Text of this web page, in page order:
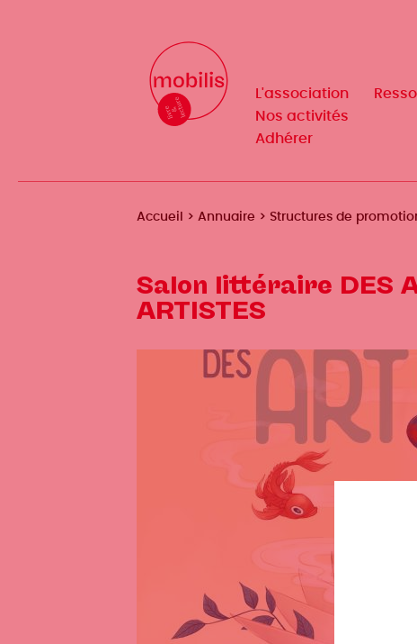
Navigation
principale
L'association
Nos activités
Adhérer
Navigation
principale
L'association
Nos activités
Adhérer
Fil
Accueil Annuaire Structures de
Salon littéraire DES
ARTISTES